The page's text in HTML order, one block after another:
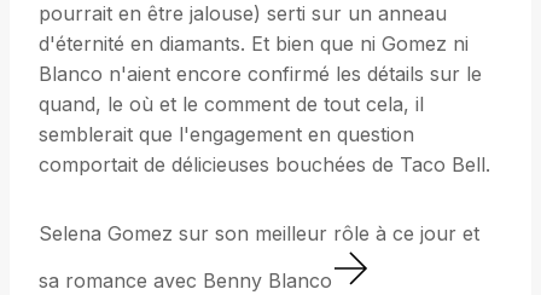
pourrait en être jalouse) serti sur un anneau
d'éternité en diamants. Et bien que ni Gomez ni
Blanco n'aient encore confirmé les détails sur le
quand, le où et le comment de tout cela, il
semblerait que l'engagement en question
comportait de délicieuses bouchées de Taco Bell.
Selena Gomez sur son meilleur rôle à ce jour et
sa romance avec Benny Blanco